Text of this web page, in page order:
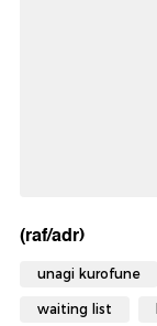
(raf/adr)
unagi kurofune
waiting list